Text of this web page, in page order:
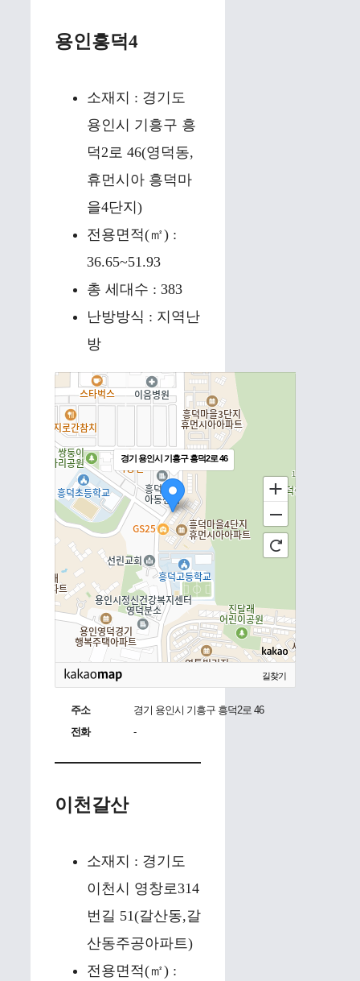
용인흥덕4
소재지 : 경기도
용인시 기흥구 흥
덕2로 46(영덕동,
휴먼시아 흥덕마
을4단지)
전용면적(㎡) :
36.65~51.93
총 세대수 : 383
난방방식 : 지역난
방
경기 용인시 기흥구 흥덕2로 46
길찾기
주소
경기 용인시 기흥구 흥덕2로 46
전화
-
이천갈산
소재지 : 경기도
이천시 영창로314
번길 51(갈산동,갈
산동주공아파트)
전용면적(㎡) :